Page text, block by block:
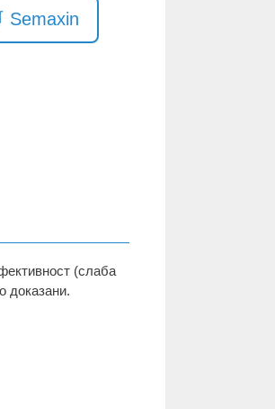
Semaxin
(слаба
доказани.